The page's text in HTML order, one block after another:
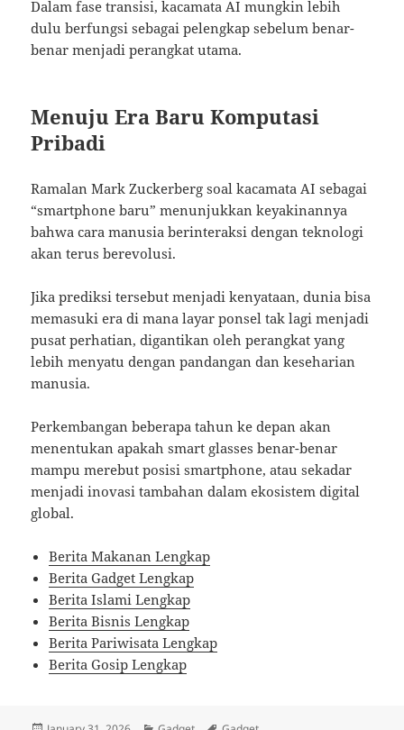
Dalam fase transisi, kacamata AI mungkin lebih
dulu berfungsi sebagai pelengkap sebelum benar-
benar menjadi perangkat utama.
Menuju Era Baru Komputasi
Pribadi
Ramalan Mark Zuckerberg soal kacamata AI sebagai
“smartphone baru” menunjukkan keyakinannya
bahwa cara manusia berinteraksi dengan teknologi
akan terus berevolusi.
Jika prediksi tersebut menjadi kenyataan, dunia bisa
memasuki era di mana layar ponsel tak lagi menjadi
pusat perhatian, digantikan oleh perangkat yang
lebih menyatu dengan pandangan dan keseharian
manusia.
Perkembangan beberapa tahun ke depan akan
menentukan apakah smart glasses benar-benar
mampu merebut posisi smartphone, atau sekadar
menjadi inovasi tambahan dalam ekosistem digital
global.
Berita Makanan Lengkap
Berita Gadget Lengkap
Berita Islami Lengkap
Berita Bisnis Lengkap
Berita Pariwisata Lengkap
Berita Gosip Lengkap